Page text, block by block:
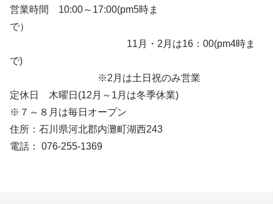
営業時間 10:00～17:00(pm5時ま
で）
11月・2月は16：00(pm4時ま
で)
※2月は土日祝のみ営業
定休日 木曜日(12月～1月は冬季休業)
※７～８月は毎日オープン
住所：石川県河北郡内灘町湖西243
電話： 076-255-1369